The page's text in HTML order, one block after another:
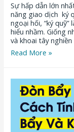
Sự hấp dẫn lớn
năng giao dịch ký
ngoại hối, “ký
hiểu nhầm. Giống
và khoai tây
Read More »